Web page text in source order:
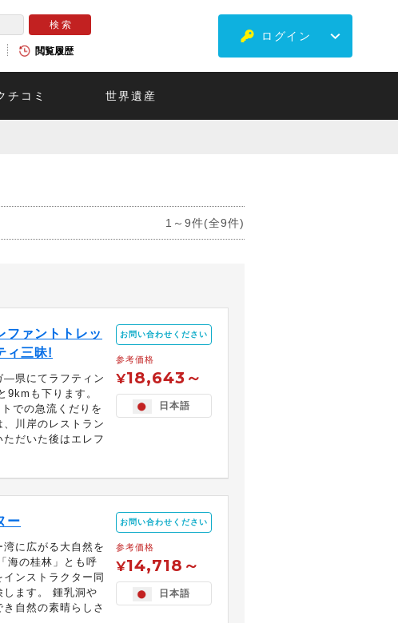
閲覧履歴
ログイン
チコミ 世界遺産
1～9件(全9件)
ファントトレッ
ィ三昧!
―県にてラフティン
9kmも下ります。
での急流くだりを
川岸のレストラン
だいた後はエレフ
お問い合わせください
参考価格
¥18,643～
日本語
ー
に広がる大自然を
海の桂林」とも呼
ンストラクター同
します。 鍾乳洞や
自然の素晴らしさ
お問い合わせください
参考価格
¥14,718～
日本語